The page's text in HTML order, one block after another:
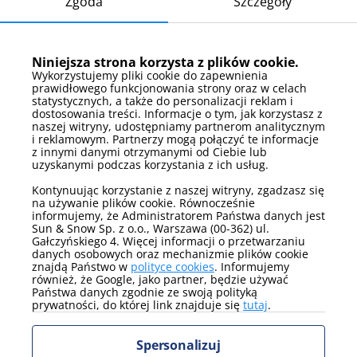
Sezonowe atrakcje w Prywatnych
Apartments
Łukęcin oferuje atrakcje dostosowane do różnych pór roku. W
sezonie letnim można korzystać z plaży, basenu oraz tras
rowerowych, natomiast zimą dostępne są spokojne spacery i
lokalne wydarzenia kulturalne.
Co warto zrobić w Łukęcinie zimą?
Spacery po lesie i nad morzem
Zwiedzanie lokalnych muzeów i galerii
Udział w wydarzeniach kulturalnych
Co warto zrobić w Łukęcinie latem?
Korzystanie z plaży i kąpieli morskich
Jazda na rowerze po okolicznych trasach
Relaks przy basenie zewnętrznym
Niniejsza strona korzysta z plików cookie.
Wykorzystujemy pliki cookie do zapewnienia
prawidłowego funkcjonowania strony oraz w celach
statystycznych, a także do personalizacji reklam i
dostosowania treści. Informacje o tym, jak korzystasz z
naszej witryny, udostępniamy partnerom analitycznym
i reklamowym. Partnerzy mogą połączyć te informacje
z innymi danymi otrzymanymi od Ciebie lub
uzyskanymi podczas korzystania z ich usług.
Kontynuując korzystanie z naszej witryny, zgadzasz się
na używanie plików cookie. Równocześnie
informujemy, że Administratorem Państwa danych jest
Sun & Snow Sp. z o.o., Warszawa (00-362) ul.
Gałczyńskiego 4. Więcej informacji o przetwarzaniu
danych osobowych oraz mechanizmie plików cookie
znajdą Państwo w polityce cookies. Informujemy
również, że Google, jako partner, będzie używać
Państwa danych zgodnie ze swoją polityką
prywatności, do której link znajduje się tutaj.
Spersonalizuj